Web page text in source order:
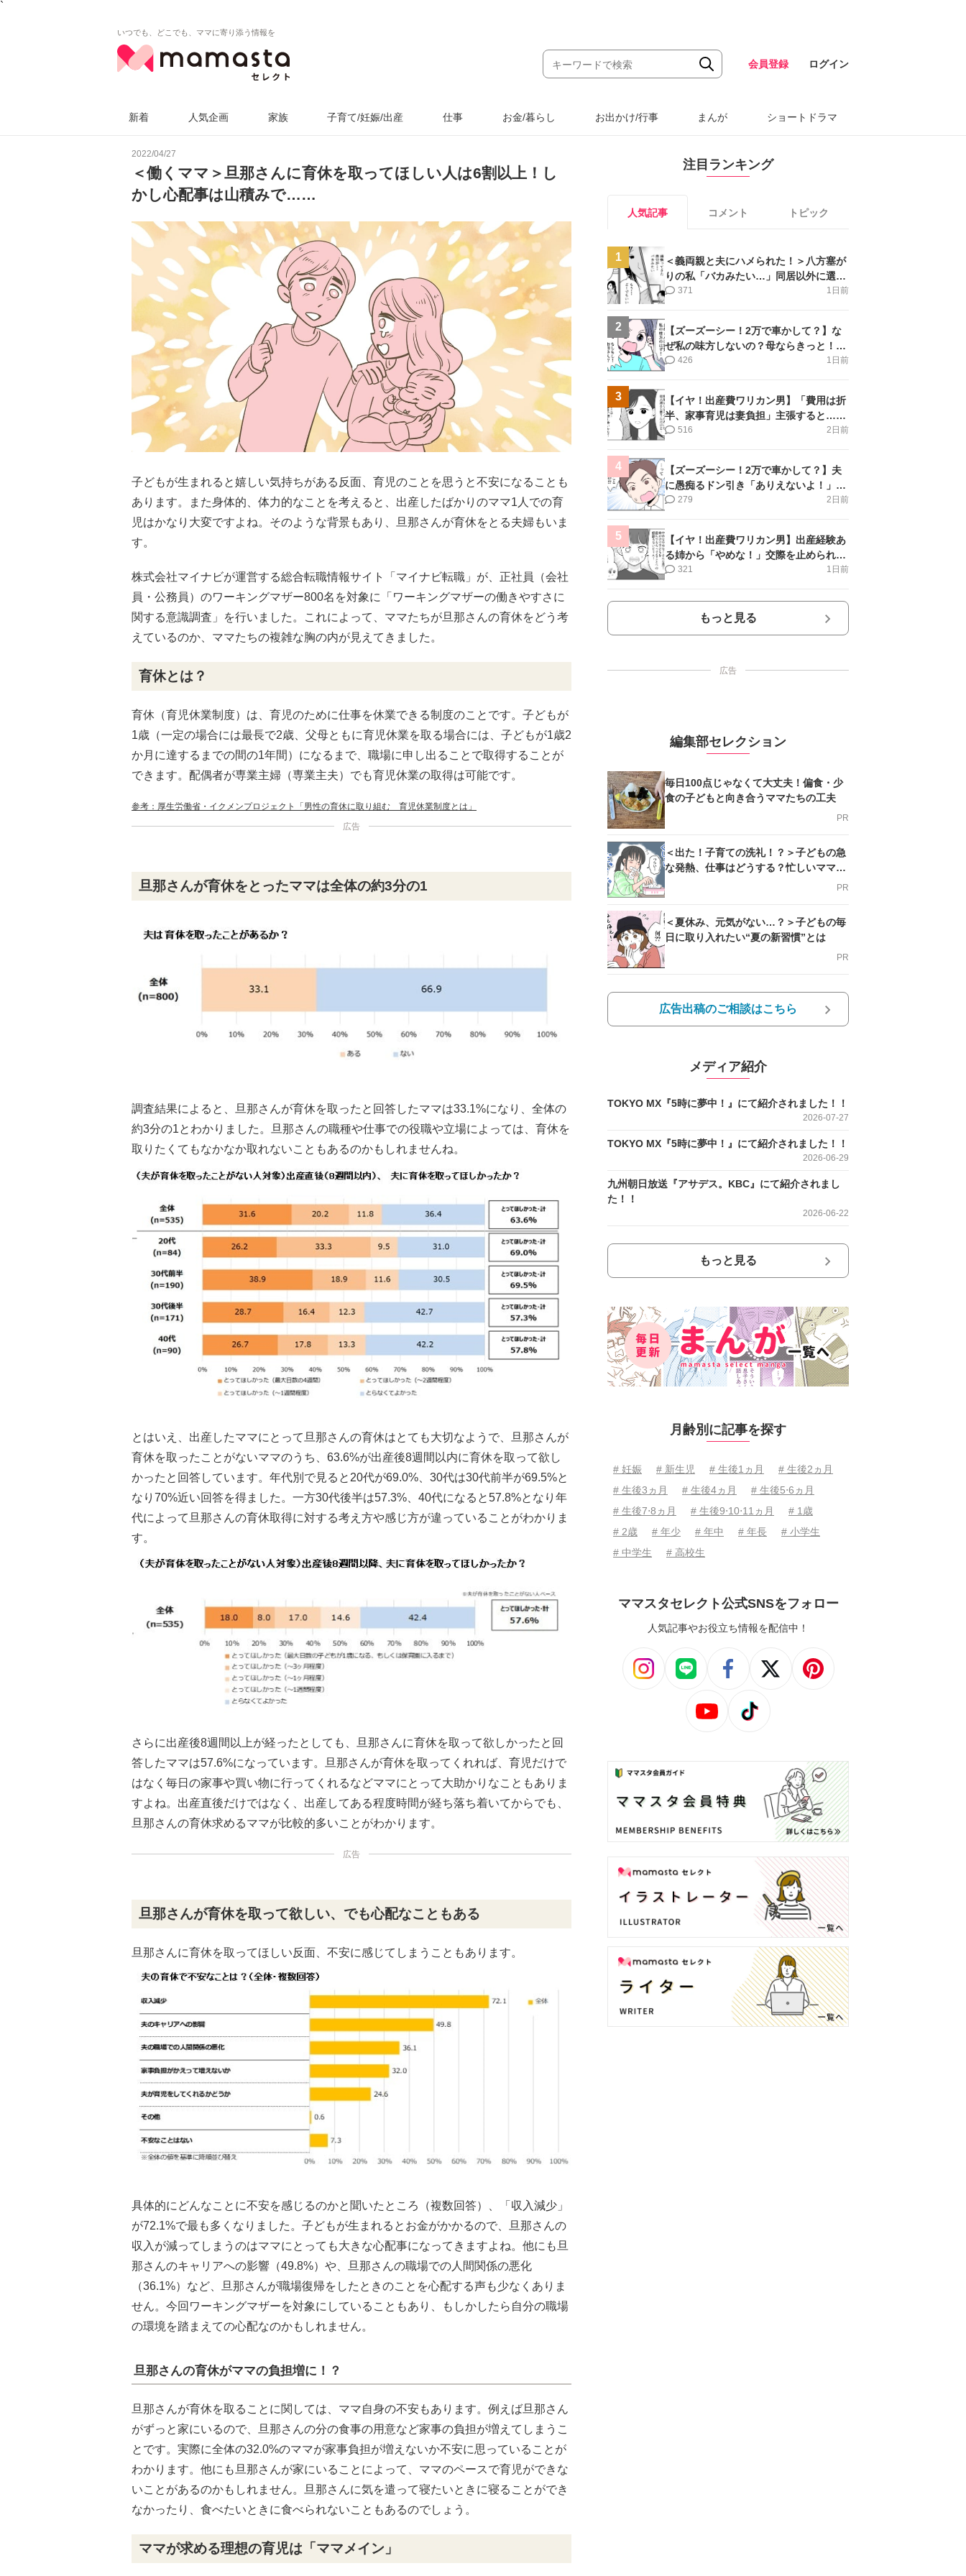
`
いつでも、どこでも、ママに寄り添う情報を
会員登録 ログイン
新着 人気企画 家族 子育て/妊娠/出産 仕事 お金/暮らし お出かけ/行事 まんが ショートドラマ
2022/04/27
＜働くママ＞旦那さんに育休を取ってほしい人は6割以上！し
かし心配事は山積みで……
子どもが生まれると嬉しい気持ちがある反面、育児のことを思うと不安になることも
あります。また身体的、体力的なことを考えると、出産したばかりのママ1人での育
児はかなり大変ですよね。そのような背景もあり、旦那さんが育休をとる夫婦もいま
す。
株式会社マイナビが運営する総合転職情報サイト「マイナビ転職」が、正社員（会社
員・公務員）のワーキングマザー800名を対象に「ワーキングマザーの働きやすさに
関する意識調査」を行いました。これによって、ママたちが旦那さんの育休をどう考
えているのか、ママたちの複雑な胸の内が見えてきました。
育休とは？
育休（育児休業制度）は、育児のために仕事を休業できる制度のことです。子どもが
1歳（一定の場合には最長で2歳、父母ともに育児休業を取る場合には、子どもが1歳2
か月に達するまでの間の1年間）になるまで、職場に申し出ることで取得することが
できます。配偶者が専業主婦（専業主夫）でも育児休業の取得は可能です。
参考：厚生労働省・イクメンプロジェクト「男性の育休に取り組む 育児休業制度とは」
広告
旦那さんが育休をとったママは全体の約3分の1
調査結果によると、旦那さんが育休を取ったと回答したママは33.1%になり、全体の
約3分の1とわかりました。旦那さんの職種や仕事での役職や立場によっては、育休を
取りたくてもなかなか取れないこともあるのかもしれませんね。
とはいえ、出産したママにとって旦那さんの育休はとても大切なようで、旦那さんが
育休を取ったことがないママのうち、63.6%が出産後8週間以内に育休を取って欲し
かったと回答しています。年代別で見ると20代が69.0%、30代は30代前半が69.5%と
なり70%近い回答を得ました。一方30代後半は57.3%、40代になると57.8%となり年
代によって旦那さんの育休取得に対する考え方や感じ方が違っていることがわかりま
す。
さらに出産後8週間以上が経ったとしても、旦那さんに育休を取って欲しかったと回
答したママは57.6%になっています。旦那さんが育休を取ってくれれば、育児だけで
はなく毎日の家事や買い物に行ってくれるなどママにとって大助かりなこともありま
すよね。出産直後だけではなく、出産してある程度時間が経ち落ち着いてからでも、
旦那さんの育休求めるママが比較的多いことがわかります。
広告
旦那さんが育休を取って欲しい、でも心配なこともある
旦那さんに育休を取ってほしい反面、不安に感じてしまうこともあります。
具体的にどんなことに不安を感じるのかと聞いたところ（複数回答）、「収入減少」
が72.1%で最も多くなりました。子どもが生まれるとお金がかかるので、旦那さんの
収入が減ってしまうのはママにとっても大きな心配事になってきますよね。他にも旦
那さんのキャリアへの影響（49.8%）や、旦那さんの職場での人間関係の悪化
（36.1%）など、旦那さんが職場復帰をしたときのことを心配する声も少なくありま
せん。今回ワーキングマザーを対象にしていることもあり、もしかしたら自分の職場
の環境を踏まえての心配なのかもしれません。
旦那さんの育休がママの負担増に！？
旦那さんが育休を取ることに関しては、ママ自身の不安もあります。例えば旦那さん
がずっと家にいるので、旦那さんの分の食事の用意など家事の負担が増えてしまうこ
とです。実際に全体の32.0%のママが家事負担が増えないか不安に思っていることが
わかります。他にも旦那さんが家にいることによって、ママのペースで育児ができな
いことがあるのかもしれません。旦那さんに気を遣って寝たいときに寝ることができ
なかったり、食べたいときに食べられないこともあるのでしょう。
ママが求める理想の育児は「ママメイン」
注目ランキング
人気記事 コメント トピック
1
＜義両親と夫にハメられた！＞八方塞が
りの私「バカみたい…」同居以外に選択
肢がない【第5話まんが】
1日前
371
2
【ズーズーシー！2万で車かして？】な
ぜ私の味方しないの？母ならきっと！＜
第17話＞#4コマ母道場
1日前
426
3
【イヤ！出産費ワリカン男】「費用は折
半、家事育児は妻負担」主張すると…＜
第11話＞#4コマ母道場
2日前
516
4
【ズーズーシー！2万で車かして？】夫
に愚痴るドン引き「ありえないよ！」＜
第16話＞#4コマ母道場
2日前
279
5
【イヤ！出産費ワリカン男】出産経験あ
る姉から「やめな！」交際を止められ＜
第12話＞#4コマ母道場
1日前
321
もっと見る
広告
編集部セレクション
毎日100点じゃなくて大丈夫！偏食・少
食の子どもと向き合うママたちの工夫
PR
＜出た！子育ての洗礼！？＞子どもの急
な発熱、仕事はどうする？忙しいママを
PR
＜夏休み、元気がない…？＞子どもの毎
日に取り入れたい“夏の新習慣”とは
PR
広告出稿のご相談はこちら
メディア紹介
TOKYO MX『5時に夢中！』にて紹介されました！！
2026-07-27
TOKYO MX『5時に夢中！』にて紹介されました！！
2026-06-29
九州朝日放送『アサデス。KBC』にて紹介されまし
た！！
2026-06-22
もっと見る
月齢別に記事を探す
# 妊娠 # 新生児 # 生後1ヵ月
# 生後2ヵ月
# 生後3ヵ月
# 生後4ヵ月
# 生後5⋅6ヵ月
# 生後7⋅8ヵ月
# 生後9⋅10⋅11ヵ月
# 1歳
# 2歳
# 年少 # 年中 # 年長
# 小学生
# 中学生
# 高校生
ママスタセレクト公式SNSをフォロー
人気記事やお役立ち情報を配信中！